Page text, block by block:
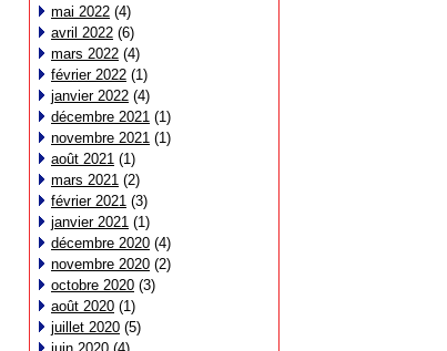
mai 2022 (4)
avril 2022 (6)
mars 2022 (4)
février 2022 (1)
janvier 2022 (4)
décembre 2021 (1)
novembre 2021 (1)
août 2021 (1)
mars 2021 (2)
février 2021 (3)
janvier 2021 (1)
décembre 2020 (4)
novembre 2020 (2)
octobre 2020 (3)
août 2020 (1)
juillet 2020 (5)